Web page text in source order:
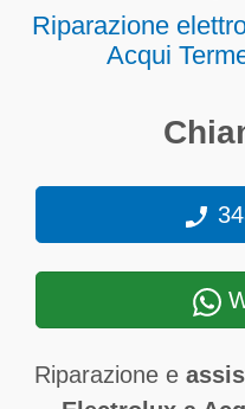
Riparazione
Acqui
Riparazione e